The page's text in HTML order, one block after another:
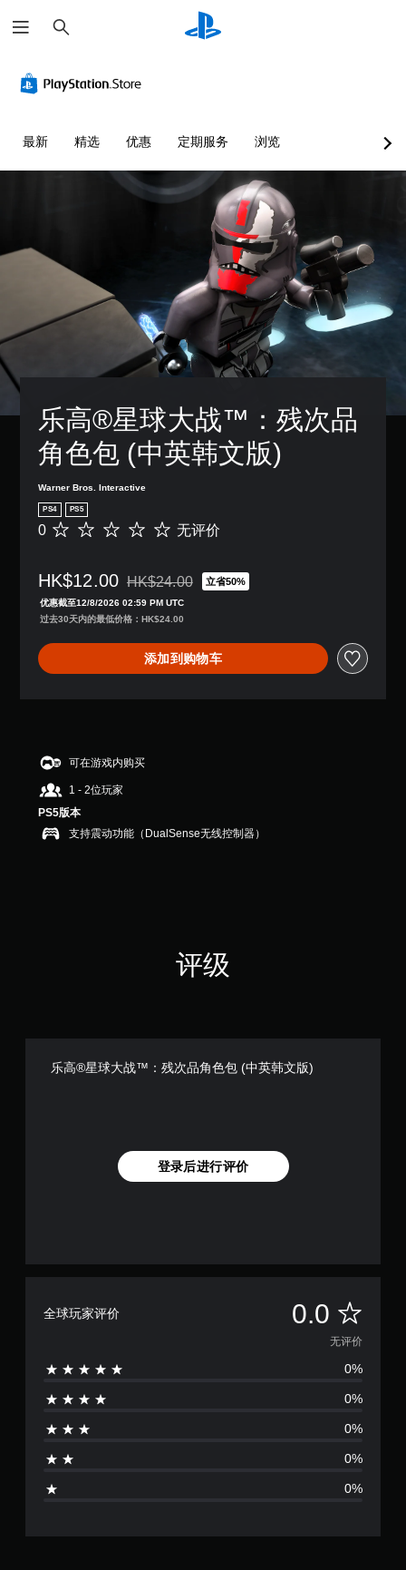
索
最新 精选 优惠 定期服务 浏览
乐高®星球大战™：残次品
角色包 (中英韩文版)
Warner Bros. Interactive
PS4 PS5
无
0 无评价
HK$12.00 从原价HK$24.00折扣优惠
HK$24.00 立省50%
优惠截至12/8/2026 02:59 PM UTC
过去30天内的最低价格：HK$24.00
添加到购物车
可在游戏内购买
1 - 2位玩家
PS5版本
支持震动功能（DualSense无线控制器）
评级
乐高®星球大战™：残次品角色包 (中英韩文版)
登录后进行评价
全球玩家评价 0.0 无
评
价
无评价
0%
0%
0%
0%
0%